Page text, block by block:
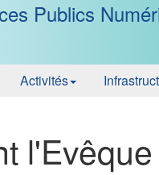
Publics
Activités
l'Evêque